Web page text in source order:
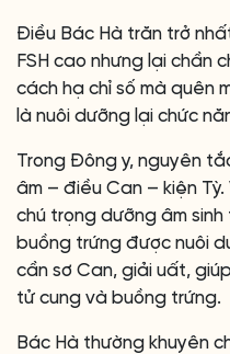
Điều Bác Hà trăn trở
FSH cao nhưng lại chần
cách hạ chỉ số mà quên
là nuôi dưỡng lại chức
Trong Đông y, nguyên
âm – điều Can – kiện Tỳ.
chú trọng dưỡng âm
buồng trứng được nuôi
cần sơ Can, giải uất,
tử cung và buồng trứng.
Bác Hà thường khuyên